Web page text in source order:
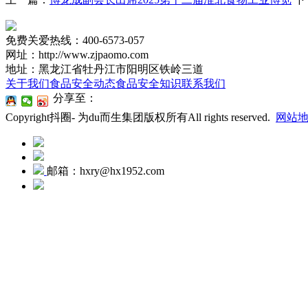
免费关爱热线：400-6573-057
网址：http://www.zjpaomo.com
地址：黑龙江省牡丹江市阳明区铁岭三道
关于我们食品安全动态食品安全知识联系我们
分享至：
Copyright抖圈- 为du而生集团版权所有All rights reserved.
网站
邮箱：hxry@hx1952.com